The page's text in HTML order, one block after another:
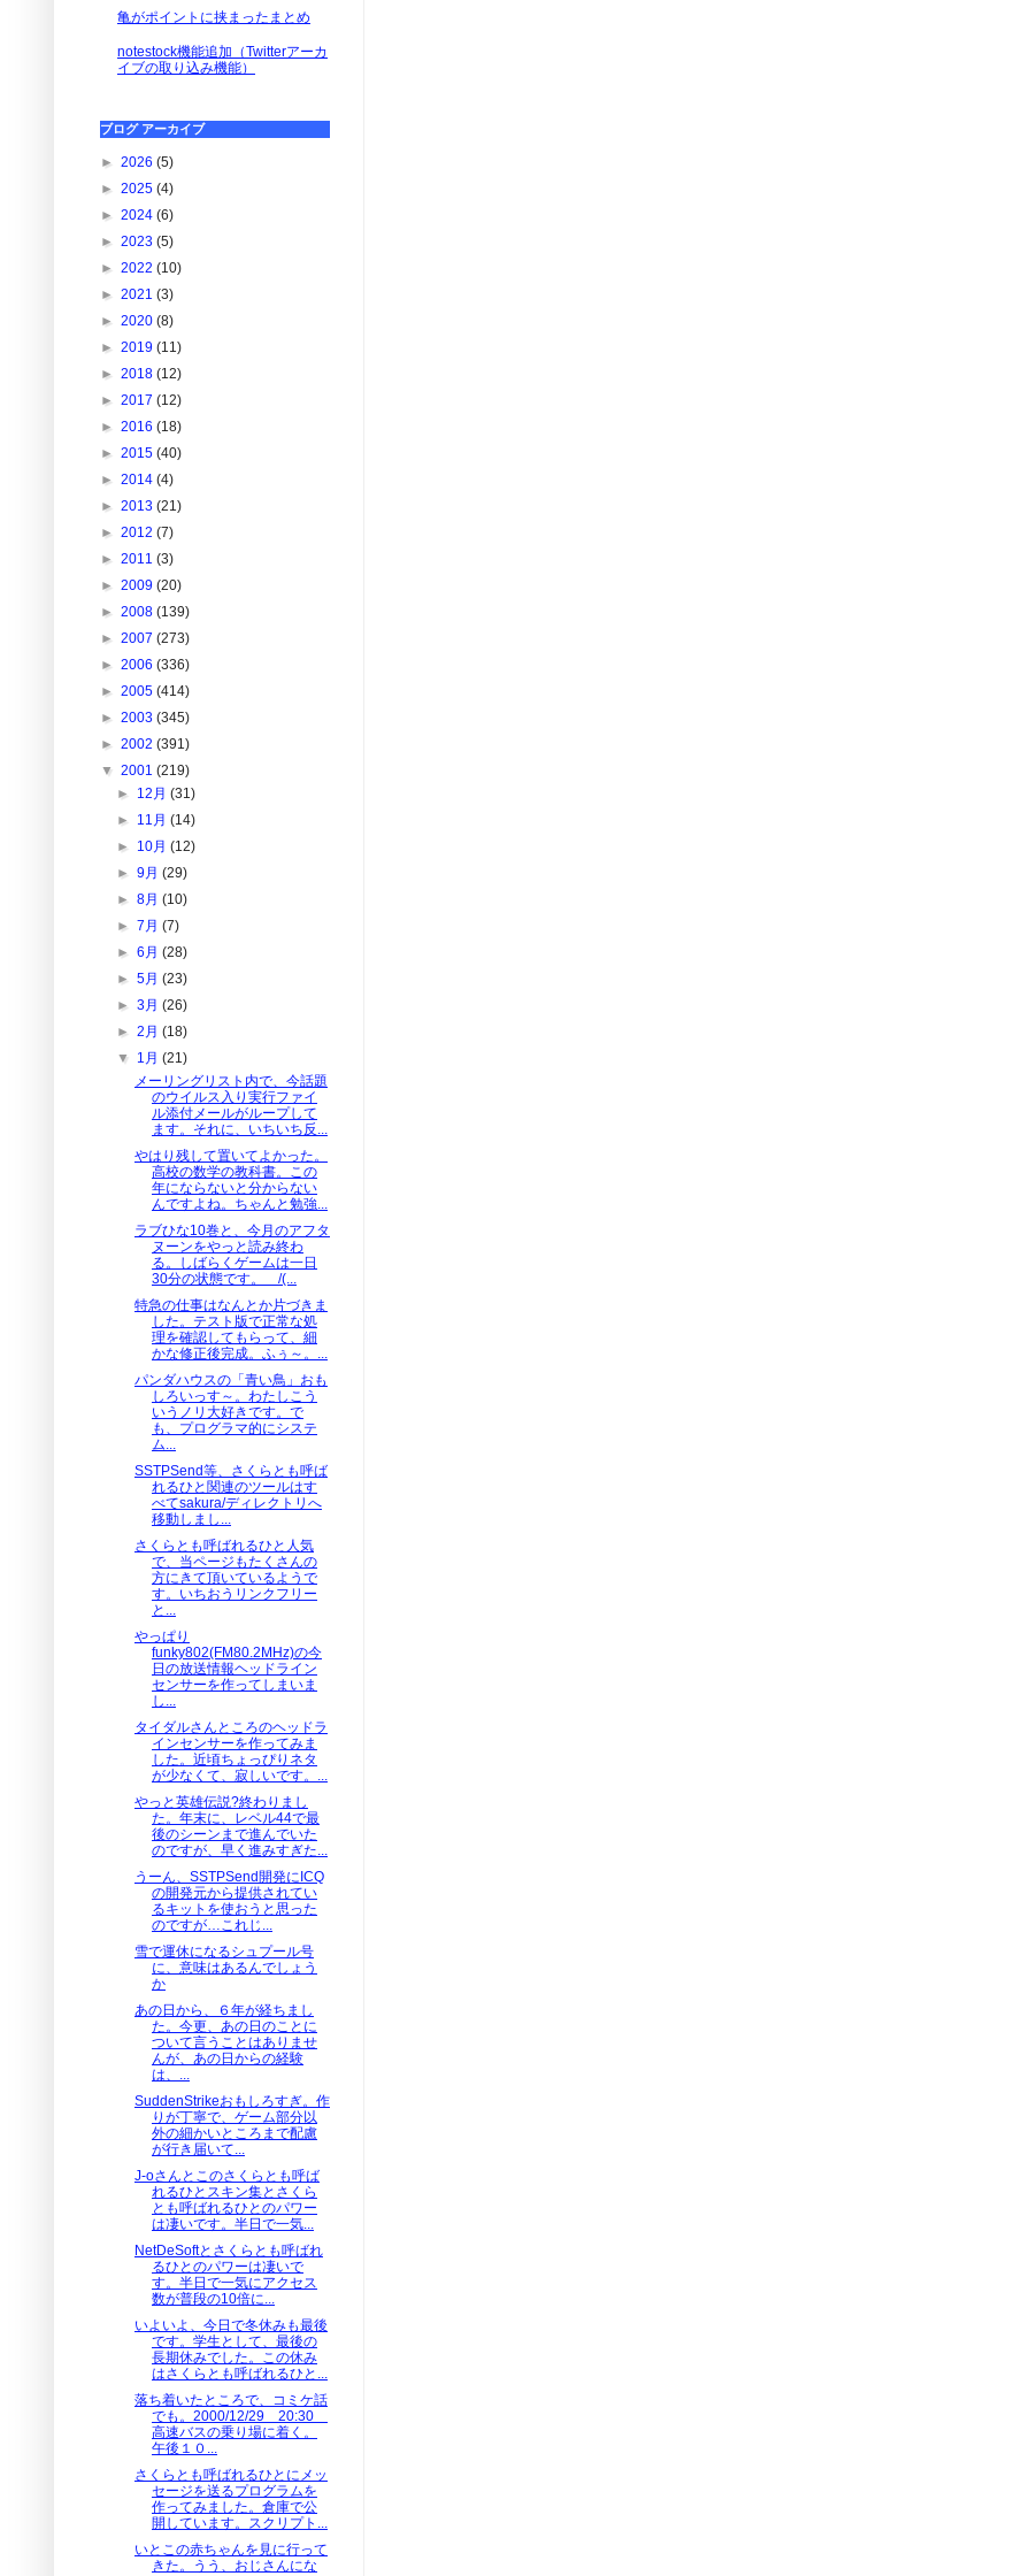
亀がポイントに挟まったまとめ
notestock機能追加（Twitterアーカ
イブの取り込み機能）
ブログ アーカイブ
► 2026 (5)
► 2025 (4)
► 2024 (6)
► 2023 (5)
► 2022 (10)
► 2021 (3)
► 2020 (8)
► 2019 (11)
► 2018 (12)
► 2017 (12)
► 2016 (18)
► 2015 (40)
► 2014 (4)
► 2013 (21)
► 2012 (7)
► 2011 (3)
► 2009 (20)
► 2008 (139)
► 2007 (273)
► 2006 (336)
► 2005 (414)
► 2003 (345)
► 2002 (391)
▼ 2001 (219)
► 12月(31)
► 11月(14)
► 10月(12)
►9月(29)
►8月(10)
►7月(7)
►6月(28)
►5月(23)
►3月(26)
►2月(18)
▼ 1月(21)
メーリングリスト内で、今話題
のウイルス入り実行ファイ
ル添付メールがループして
ます。それに、いちいち反...
やはり残して置いてよかった。
高校の数学の教科書。この
年にならないと分からない
んですよね。ちゃんと勉強...
ラブひな10巻と、今月のアフタ
ヌーンをやっと読み終わ
る。しばらくゲームは一日
30分の状態です。 /(...
特急の仕事はなんとか片づきま
した。テスト版で正常な処
理を確認してもらって、細
かな修正後完成。ふぅ～。...
パンダハウスの「青い鳥」おも
しろいっす～。わたしこう
いうノリ大好きです。で
も、プログラマ的にシステ
ム...
SSTPSend等、さくらとも呼ば
れるひと関連のツールはす
べてsakura/ディレクトリへ
移動しまし...
さくらとも呼ばれるひと人気
で、当ページもたくさんの
方にきて頂いているようで
す。いちおうリンクフリー
と...
やっぱり
funky802(FM80.2MHz)の今
日の放送情報ヘッドライン
センサーを作ってしまいま
し...
タイダルさんところのヘッドラ
インセンサーを作ってみま
した。近頃ちょっぴりネタ
が少なくて、寂しいです。...
やっと英雄伝説?終わりまし
た。年末に、レベル44で最
後のシーンまで進んでいた
のですが、早く進みすぎた...
うーん、SSTPSend開発にICQ
の開発元から提供されてい
るキットを使おうと思った
のですが…これじ...
雪で運休になるシュプール号
に、意味はあるんでしょう
か
あの日から、６年が経ちまし
た。今更、あの日のことに
ついて言うことはありませ
んが、あの日からの経験
は、...
SuddenStrikeおもしろすぎ。作
りが丁寧で、ゲーム部分以
外の細かいところまで配慮
が行き届いて...
J-oさんとこのさくらとも呼ば
れるひとスキン集とさくら
とも呼ばれるひとのパワー
は凄いです。半日で一気...
NetDeSoftとさくらとも呼ばれ
るひとのパワーは凄いで
す。半日で一気にアクセス
数が普段の10倍に...
いよいよ、今日で冬休みも最後
です。学生として、最後の
長期休みでした。この休み
はさくらとも呼ばれるひと...
落ち着いたところで、コミケ話
でも。2000/12/29 20:30
高速バスの乗り場に着く。
午後１０...
さくらとも呼ばれるひとにメッ
セージを送るプログラムを
作ってみました。倉庫で公
開しています。スクリプト...
いとこの赤ちゃんを見に行って
きた。うう、おじさんにな